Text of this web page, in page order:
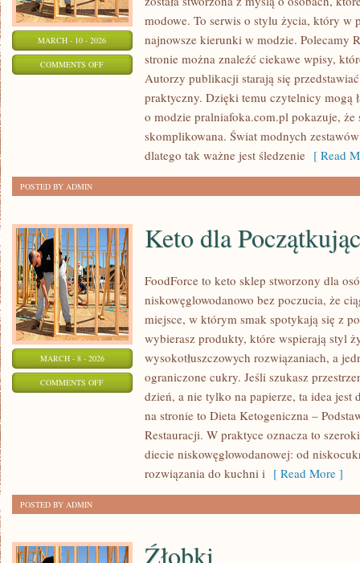
MARCH - 10 - 2026
COMMENTS OFFON
modowe. To serwis o stylu życia, który w
najnowsze kierunki w modzie. Polecamy
stronie można znaleźć ciekawe wpisy,
Autorzy publikacji starają się
praktyczny. Dzięki temu czytelnicy mogą
o modzie pralniafoka.com.pl pokazuje,
skomplikowana. Świat modnych
dlatego tak ważne jest śledzenie [ Read
POSTED BY ADMIN
MARCH - 8 - 2026
COMMENTS OFFON
POCZĄTKUJĄCYCH
Keto dla
FoodForce to keto sklep stworzony dla
niskowęglowodanowo bez poczucia, że
miejsce, w którym smak spotykają się z
wybierasz produkty, które wspierają styl
wysokotłuszczowych rozwiązaniach, a
ograniczone cukry. Jeśli szukasz
dzień, a nie tylko na papierze, ta idea jest
na stronie to Dieta Ketogeniczna –
Restauracji. W praktyce oznacza to
diecie niskowęglowodanowej: od
rozwiązania do kuchni i [ Read More ]
POSTED BY ADMIN
Źłobki